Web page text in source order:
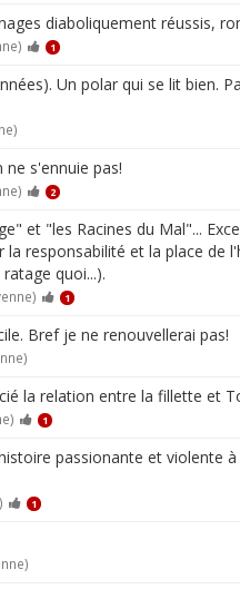
diaboliquement réussis,
1
Un polar qui se lit bien.
s'ennuie pas!
2
et "les Racines du Mal"...
responsabilité et la place
quoi...).
1
Bref je ne renouvellerai pas!
la relation entre la fillette et
1
passionante et violente
1